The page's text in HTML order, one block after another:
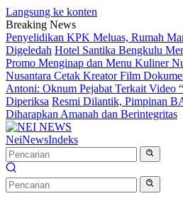
Langsung ke konten
Breaking News
Penyelidikan KPK Meluas, Rumah
Digeledah Hotel Santika Bengkulu
Promo Menginap dan Menu Kuliner
Nusantara Cetak Kreator Film
Antoni: Oknum Pejabat Terkait Video
Diperiksa Resmi Dilantik, Pimpinan
Diharapkan Amanah dan Berintegritas
NeiNewsIndeks